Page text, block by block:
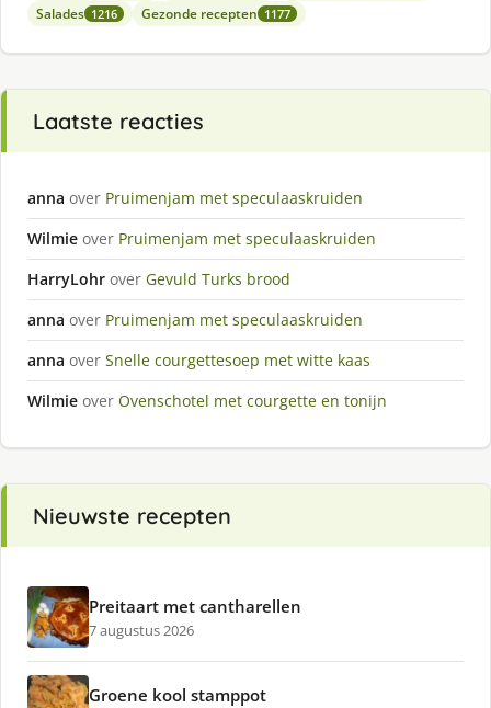
Salades 1216 Gezonde recepten 1177
Laatste reacties
anna over Pruimenjam met speculaaskruiden
Wilmie over Pruimenjam met speculaaskruiden
HarryLohr over Gevuld Turks brood
anna over Pruimenjam met speculaaskruiden
anna over Snelle courgettesoep met witte kaas
Wilmie over Ovenschotel met courgette en tonijn
Nieuwste recepten
Preitaart met cantharellen
7 augustus 2026
Groene kool stamppot